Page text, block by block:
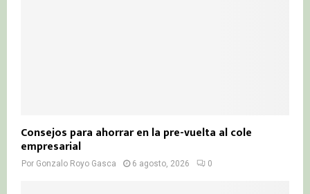
Consejos para ahorrar en la pre-vuelta al cole
empresarial
Por Gonzalo Royo Gasca 6 agosto, 2026 0